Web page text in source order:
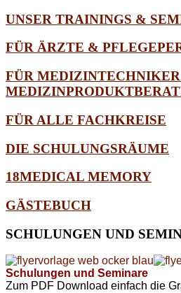
UNSER TRAININGS &
FÜR ÄRZTE &
FÜR
FÜR ALLE FACHKREISE
DIE SCHULUNGSRÄUME
18MEDICAL MEMORY
GÄSTEBUCH
SCHULUNGEN UND
Schulungen und Seminare
Zum PDF Download einfach die